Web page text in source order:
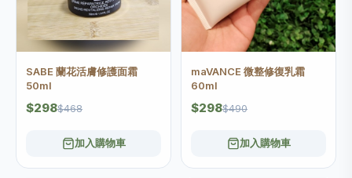
SABE 蘭花活膚修護面霜
50ml
$298$468
加入購物車
maVANCE 微整修復乳霜
60ml
$298$490
加入購物車